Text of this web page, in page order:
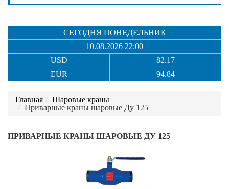
СЕГОДНЯ ПОНЕДЕЛЬНИК
10.08.2026 22:00
USD
82.17
EUR
94.84
Главная
Шаровые краны
Приварные краны шаровые Ду 125
ПРИВАРНЫЕ КРАНЫ ШАРОВЫЕ ДУ 125